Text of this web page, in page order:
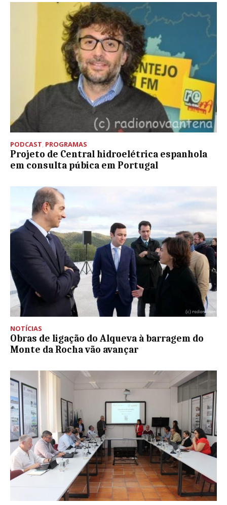
PODCAST PROGRAMAS
Projeto de Central hidroelétrica espanhola
em consulta púbica em Portugal
NOTÍCIAS
Obras de ligação do Alqueva à barragem do
Monte da Rocha vão avançar